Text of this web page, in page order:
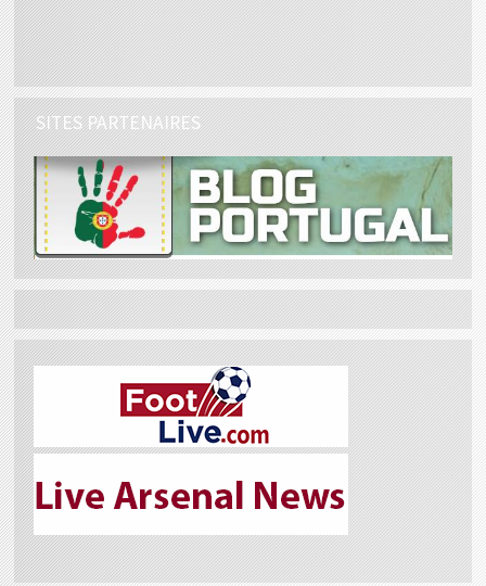
SITES PARTENAIRES